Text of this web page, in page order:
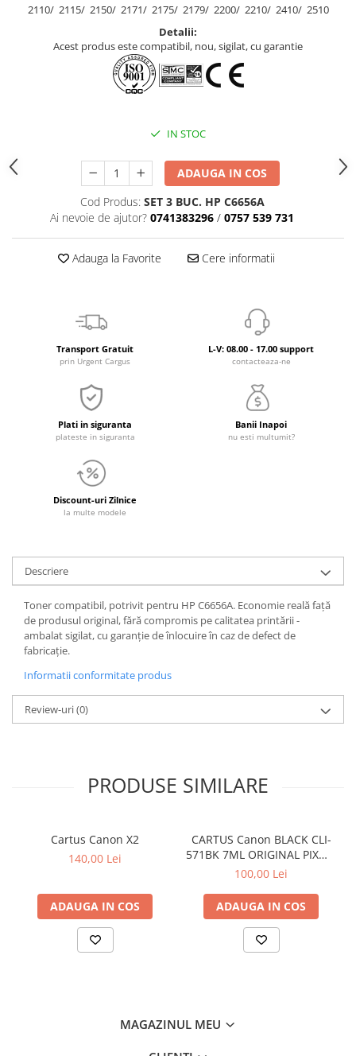
2110/ 2115/ 2150/ 2171/ 2175/ 2179/ 2200/ 2210/ 2410/ 2510
Detalii:
Acest produs este compatibil, nou, sigilat, cu garantie
IN STOC
ADAUGA IN COS
Cod Produs: SET 3 BUC. HP C6656A
Ai nevoie de ajutor? 0741383296 / 0757 539 731
Adauga la Favorite Cere informatii
Transport Gratuit
prin Urgent Cargus
L-V: 08.00 - 17.00 support
contacteaza-ne
Plati in siguranta
plateste in siguranta
Banii Inapoi
nu esti multumit?
Discount-uri Zilnice
la multe modele
Descriere
Toner compatibil, potrivit pentru HP C6656A. Economie reală față
de produsul original, fără compromis pe calitatea printării -
ambalat sigilat, cu garanție de înlocuire în caz de defect de
fabricație.
Informatii conformitate produs
Review-uri(0)
PRODUSE SIMILARE
Cartus Canon X2
140,00 Lei
ADAUGA IN COS
CARTUS Canon BLACK CLI-
571BK 7ML ORIGINAL PIXMA
MG6850
100,00 Lei
ADAUGA IN COS
MAGAZINUL MEU